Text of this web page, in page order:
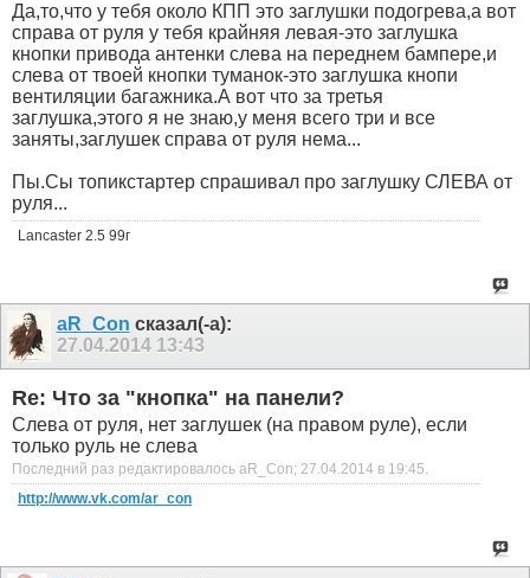
Да,то,что у тебя около КПП это заглушки подогрева,а вот
справа от руля у тебя крайняя левая-это заглушка
кнопки привода антенки слева на переднем бампере,и
слева от твоей кнопки туманок-это заглушка кнопи
вентиляции багажника.А вот что за третья
заглушка,этого я не знаю,у меня всего три и все
заняты,заглушек справа от руля нема...
Пы.Сы топикстартер спрашивал про заглушку СЛЕВА от
руля...
Lancaster 2.5 99г
aR_Con сказал(-а):
27.04.2014 13:43
Re: Что за "кнопка" на панели?
Слева от руля, нет заглушек (на правом руле), если
только руль не слева
Последний раз редактировалось aR_Con; 27.04.2014 в 19:45.
http://www.vk.com/ar_con